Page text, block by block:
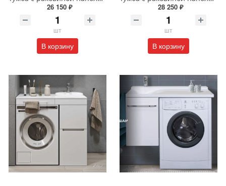
26 150 ₽
шт
В корзину
28 250 ₽
шт
В корзину